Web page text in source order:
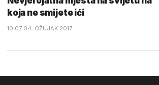
koja ne smijete ići
10:07 04. OŽUJAK 2017.